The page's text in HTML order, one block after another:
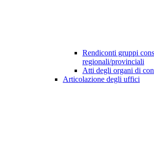
Rendiconti gruppi
regionali/provinciali
Atti degli organi di
Articolazione degli uffici